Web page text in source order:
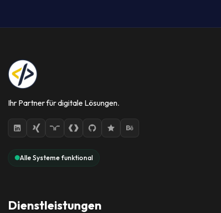
Ihr Partner für digitale Lösungen.
Alle Systeme funktional
Dienstleistungen